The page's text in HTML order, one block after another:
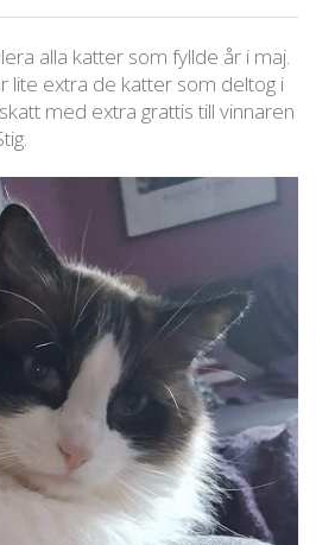
alla katter som fyllde år i maj.
lite extra de katter som deltog i
med extra grattis till vinnaren